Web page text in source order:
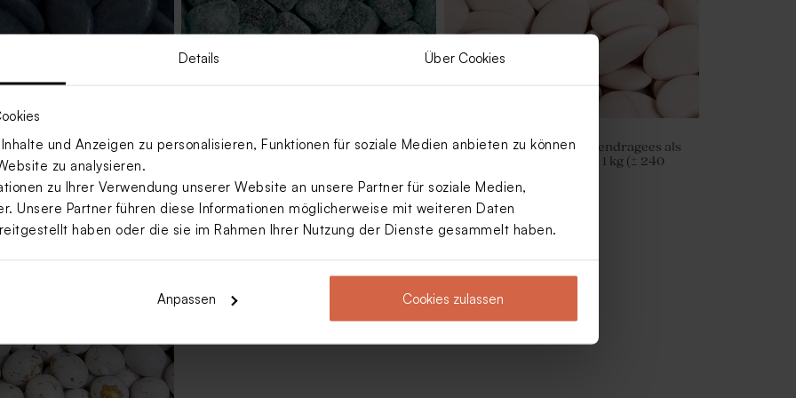
Details Über Cookies
und Anzeigen zu personalisieren, Funktionen für soziale Medien anbieten zu können
zu analysieren.
zu Ihrer Verwendung unserer Website an unsere Partner für soziale Medien,
Unsere Partner führen diese Informationen möglicherweise mit weiteren Daten
haben oder die sie im Rahmen Ihrer Nutzung der Dienste gesammelt haben.
Anpassen Cookies zulassen
Schokoladendragees als
zur Geburt 1 kg (± 240
Saure Würfel mit Himbeergeschmack
Rosafarbene Schokoladendragees als
Gastgeschenk zur Taufe 1 kg (± 240